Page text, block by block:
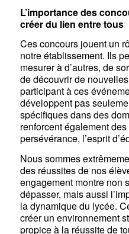
L’importance des
créer du lien entre tous
Ces concours jouent un
notre établissement. Ils
mesurer à d’autres, de
de découvrir de
participant à ces
développent pas
spécifiques dans des
renforcent également
persévérance, l’esprit
Nous sommes
des réussites de nos
engagement montre non
dépasser, mais aussi
la dynamique du lycée.
créer un environnement
propice à la réussite de